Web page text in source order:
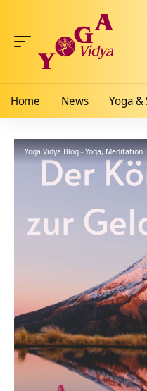
Home News Yoga
Yoga Vidya Blog - Yoga, Meditation